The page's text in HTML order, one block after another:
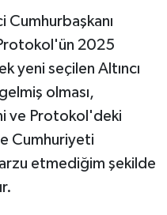
Cumhurbaşkanı
2025
yeni seçilen Altıncı
olması,
ve Protokol'deki
Cumhuriyeti
arzu etmediğim şekilde